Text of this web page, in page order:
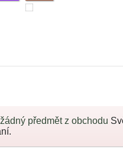
předmět z obchodu